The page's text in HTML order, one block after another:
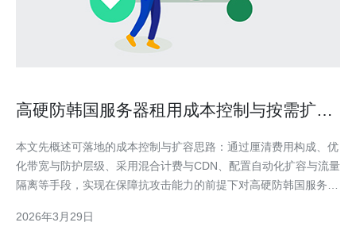
高硬防韩国服务器租用成本控制与按需扩容
本文先概述可落地的成本控制与扩容思路：通过厘清费用构成、优
化带宽与防护层级、采用混合计费与CDN、配置自动化扩容与流量
隔离等手段，实现在保障抗攻击能力的前提下对高硬防韩国服务器
少费用构成才能有效控制成本? 成本主要由带宽（峰值与月流
2026年3月29日